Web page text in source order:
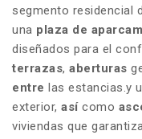
segmento residencial
una plaza de
diseñados para el
terrazas, aberturas
entre las estancias.y
exterior, asícomo
viviendas que